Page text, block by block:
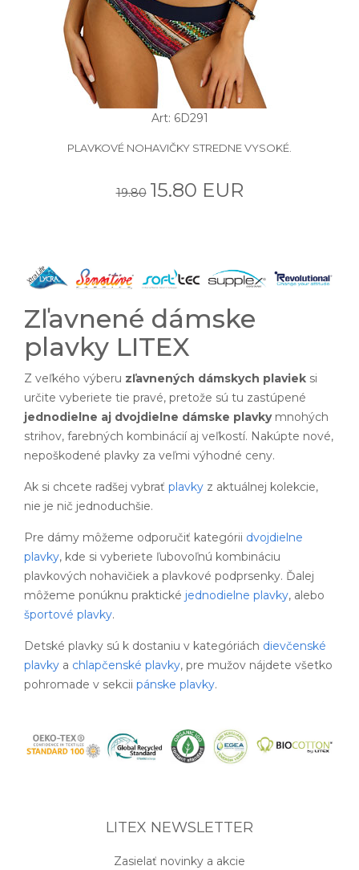
Art: 6D291
PLAVKOVÉ NOHAVIČKY STREDNE VYSOKÉ.
19.80 15.80 EUR
Zľavnené dámske
plavky LITEX
Z veľkého výberu zľavnených dámskych plaviek si
určite vyberiete tie pravé, pretože sú tu zastúpené
jednodielne aj dvojdielne dámske plavkymnohých
strihov, farebných kombinácií aj veľkostí. Nakúpte nové,
nepoškodené plavky za veľmi výhodné ceny.
Ak si chcete radšej vybrať plavky z aktuálnej kolekcie,
nie je nič jednoduchšie.
Pre dámy môžeme odporučiť kategórii dvojdielne
plavky, kde si vyberiete ľubovoľnú kombináciu
plavkových nohavičiek a plavkové podprsenky. Ďalej
môžeme ponúknu praktické jednodielne plavky, alebo
športové plavky.
Detské plavky sú k dostaniu v kategóriách dievčenské
plavky a chlapčenské plavky, pre mužov nájdete všetko
pohromade v sekcii pánske plavky.
LITEX NEWSLETTER
Zasielať novinky a akcie